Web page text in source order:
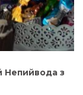
Непийвода з